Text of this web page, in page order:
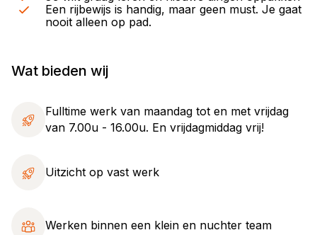
Een rijbewijs is handig, maar geen must. Je gaat
nooit alleen op pad.
Wat bieden wij
Fulltime werk van maandag tot en met vrijdag
van 7.00u - 16.00u. En vrijdagmiddag vrij!
Uitzicht op vast werk
Werken binnen een klein en nuchter team